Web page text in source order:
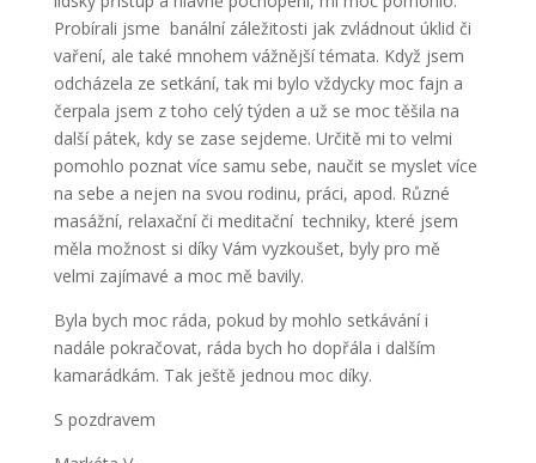
Probírali jsme banální záležitosti jak zvládnout úklid či
vaření, ale také mnohem vážnější témata. Když jsem
odcházela ze setkání, tak mi bylo vždycky moc fajn a
čerpala jsem z toho celý týden a už se moc těšila na
další pátek, kdy se zase sejdeme. Určitě mi to velmi
pomohlo poznat více samu sebe, naučit se myslet více
na sebe a nejen na svou rodinu, práci, apod. Různé
masážní, relaxační či meditační techniky, které jsem
měla možnost si díky Vám vyzkoušet, byly pro mě
velmi zajímavé a moc mě bavily.
Byla bych moc ráda, pokud by mohlo setkávání i
nadále pokračovat, ráda bych ho dopřála i dalším
kamarádkám. Tak ještě jednou moc díky.
S pozdravem